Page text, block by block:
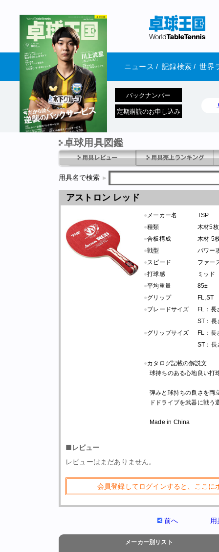
ニュース / 記録検索 / 世界
1970年1月01日 発売
バックナンバー
定期購読のお申し込み
卓球用具図鑑
用具名で検索
アストロン レッド
● メーカー名
TSP
●種類
木材5枚
●合板構成
木材 5
●戦型
パワー
●スピード
ファー
●打球感
ミッド
●平均重量
85±
●グリップ
FL,ST
●ブレードサイズ
FL：長
ST：長
●グリップサイズ
FL：長
ST：長
●カタログ記載の解説文
球持ちのある心地良い打
弾みと球持ちの良さを両
ドドライブを武器に戦う
Made in China
■レビュー
レビューはまだありません。
会員登録してログインすると、ここ
前へ
メーカー別リスト